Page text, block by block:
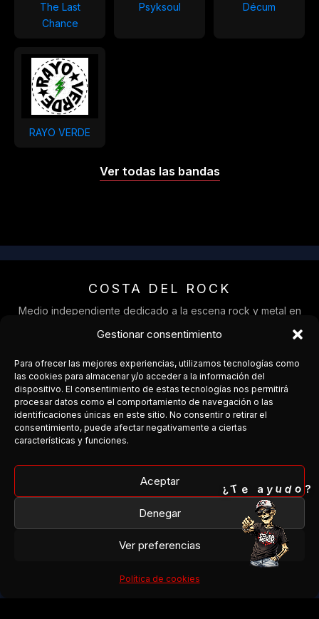
Gestionar consentimiento
Para ofrecer las mejores experiencias, utilizamos tecnologías como
las cookies para almacenar y/o acceder a la información del
dispositivo. El consentimiento de estas tecnologías nos permitirá
procesar datos como el comportamiento de navegación o las
identificaciones únicas en este sitio. No consentir o retirar el
consentimiento, puede afectar negativamente a ciertas
características y funciones.
Aceptar
Denegar
Ver preferencias
Política de cookies
The Last
Chance
Psyksoul Décum
RAYO VERDE
Ver todas las bandas
COSTA DEL ROCK
Medio independiente dedicado a la escena rock y metal en
Cobertura, agenda y conexión entre bandas y público.
Facebook
Instagram
¿Organizas un concierto?
→ Escríbenos
¿T e a y udo ?